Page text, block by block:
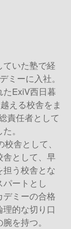
いた塾で経
ミーに入社。
たExiV西日暮
える校舎をま
責任者として
。
舎として、
舎として、早
う校舎とな
ートとし
ミーの合格
的な切り口
を持つ。